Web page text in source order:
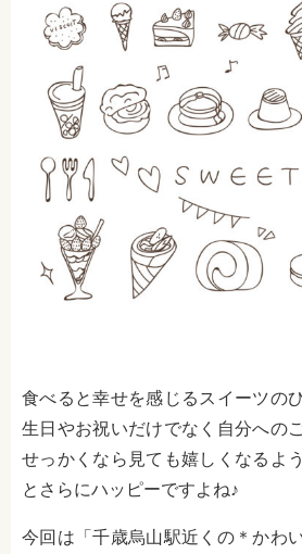
おでかけ
生活
食べると幸せを感じるスイーツの
生日やお祝いだけでなく自分への
せっかくなら見ても嬉しくなるよ
とさらにハッピーですよね♪
今回は「千歳烏山駅近くの＊かわ